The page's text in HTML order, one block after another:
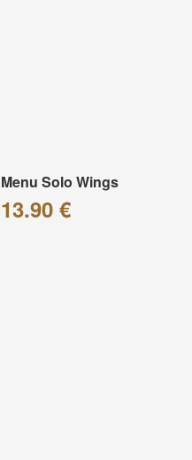
Menu Solo Wings
13.90 €